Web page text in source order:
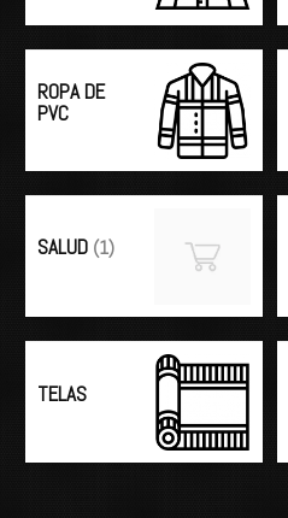
ROPA DE
PVC
SALUD (1)
TELAS